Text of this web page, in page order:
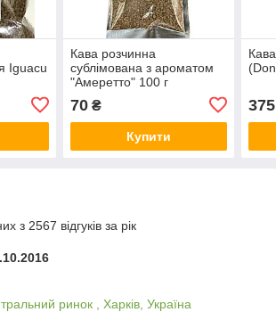
Iguacu
Кава розчинна
сублімована з ароматом
"Амеретто" 100 г
70₴
Купити
375
з 2567 відгуків за рік
ринок , Харків, Україна